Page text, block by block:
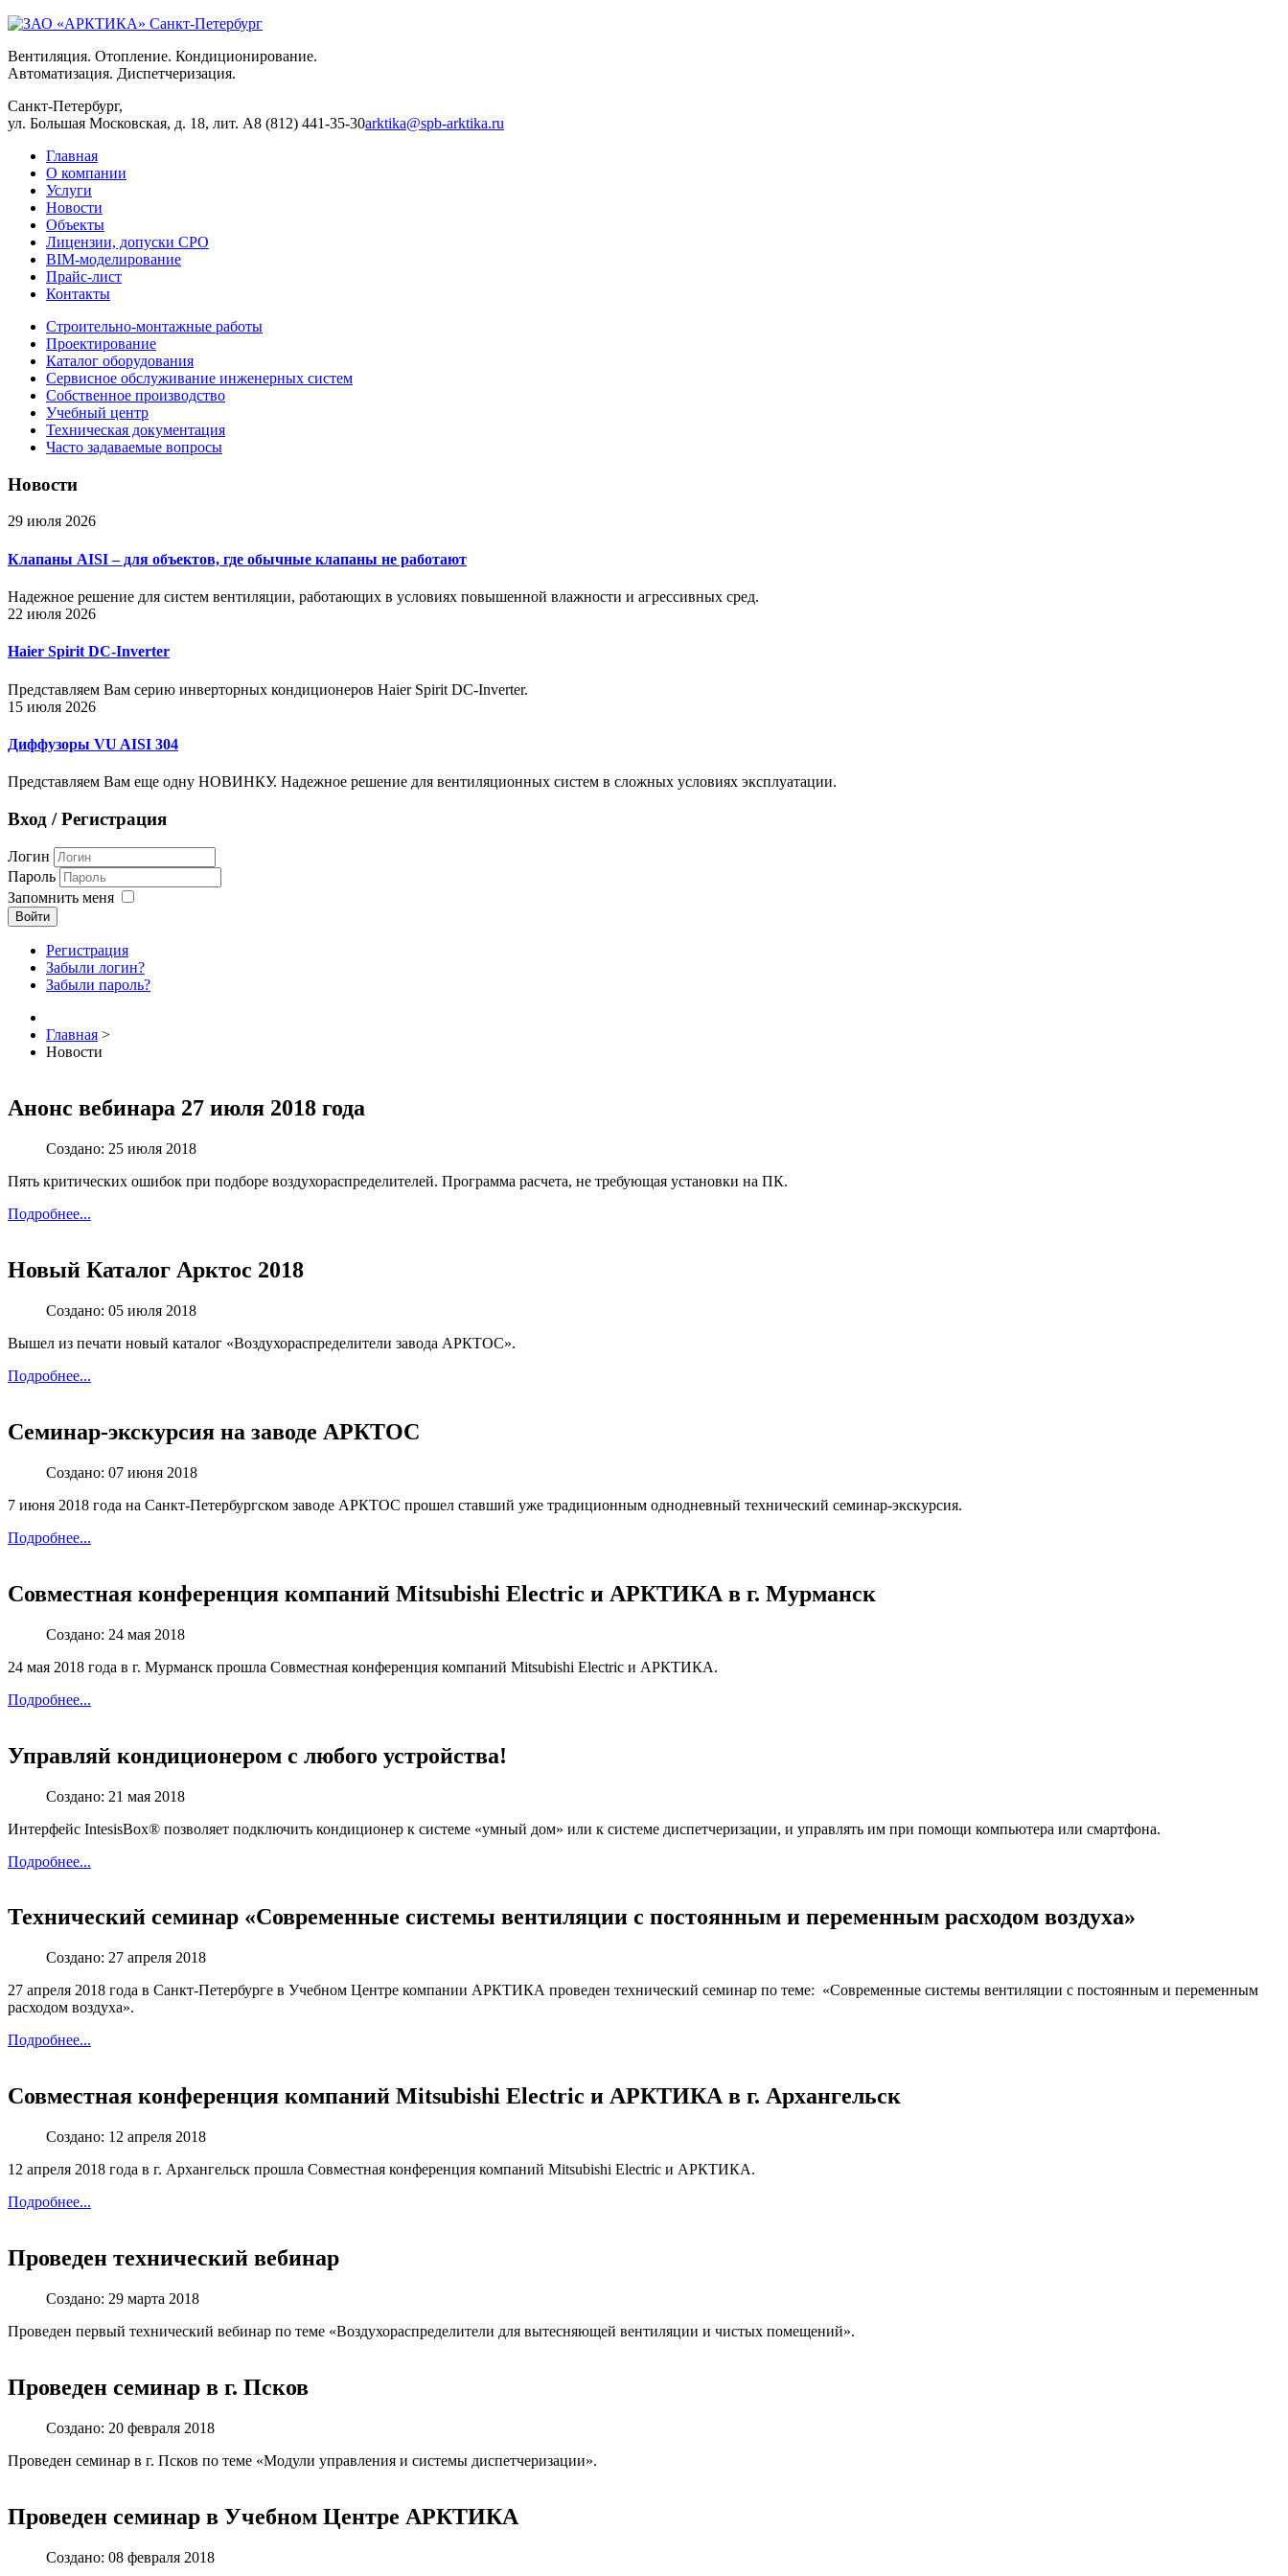
Вентиляция. Отопление. Кондиционирование.
Автоматизация. Диспетчеризация.
Санкт-Петербург,
ул. Большая Московская, д. 18, лит. А8 (812) 441-35-30arktika@spb-arktika.ru
Главная
О компании
Услуги
Новости
Объекты
Лицензии, допуски СРО
BIM-моделирование
Прайс-лист
Контакты
Строительно-монтажные работы
Проектирование
Каталог оборудования
Сервисное обслуживание инженерных систем
Собственное производство
Учебный центр
Техническая документация
Часто задаваемые вопросы
Новости
29 июля 2026
Клапаны AISI – для объектов, где обычные клапаны не работают
Надежное решение для систем вентиляции, работающих в условиях повышенной влажности и агрессивных сред.
22 июля 2026
Haier Spirit DC-Inverter
Представляем Вам серию инверторных кондиционеров Haier Spirit DC-Inverter.
15 июля 2026
Диффузоры VU AISI 304
Представляем Вам еще одну НОВИНКУ. Надежное решение для вентиляционных систем в сложных условиях эксплуатации.
Вход / Регистрация
Логин
Пароль
Запомнить меня
Войти
Регистрация
Забыли логин?
Забыли пароль?
Главная >
Новости
Анонс вебинара 27 июля 2018 года
Создано: 25 июля 2018
Пять критических ошибок при подборе воздухораспределителей. Программа расчета, не требующая установки на ПК.
Подробнее...
Новый Каталог Арктос 2018
Создано: 05 июля 2018
Вышел из печати новый каталог «Воздухораспределители завода АРКТОС».
Подробнее...
Семинар-экскурсия на заводе АРКТОС
Создано: 07 июня 2018
7 июня 2018 года на Санкт-Петербургском заводе АРКТОС прошел ставший уже традиционным однодневный технический семинар-экскурсия.
Подробнее...
Совместная конференция компаний Mitsubishi Electric и АРКТИКА в г. Мурманск
Создано: 24 мая 2018
24 мая 2018 года в г. Мурманск прошла Совместная конференция компаний Mitsubishi Electric и АРКТИКА.
Подробнее...
Управляй кондиционером с любого устройства!
Создано: 21 мая 2018
Интерфейс IntesisBox® позволяет подключить кондиционер к системе «умный дом» или к системе диспетчеризации, и управлять им при помощи компьютера или смартфона.
Подробнее...
Технический семинар «Современные системы вентиляции с постоянным и переменным расходом воздуха»
Создано: 27 апреля 2018
27 апреля 2018 года в Санкт-Петербурге в Учебном Центре компании АРКТИКА проведен технический семинар по теме: «Современные системы вентиляции с постоянным и переменным
расходом воздуха».
Подробнее...
Совместная конференция компаний Mitsubishi Electric и АРКТИКА в г. Архангельск
Создано: 12 апреля 2018
12 апреля 2018 года в г. Архангельск прошла Совместная конференция компаний Mitsubishi Electric и АРКТИКА.
Подробнее...
Проведен технический вебинар
Создано: 29 марта 2018
Проведен первый технический вебинар по теме «Воздухораспределители для вытесняющей вентиляции и чистых помещений».
Проведен семинар в г. Псков
Создано: 20 февраля 2018
Проведен семинар в г. Псков по теме «Модули управления и системы диспетчеризации».
Проведен семинар в Учебном Центре АРКТИКА
Создано: 08 февраля 2018